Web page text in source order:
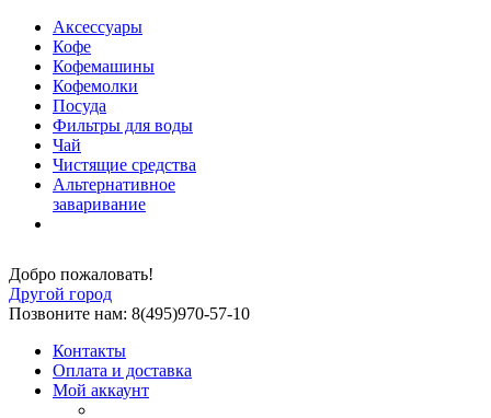
Аксессуары
Кофе
Кофемашины
Кофемолки
Посуда
Фильтры для воды
Чай
Чистящие средства
Альтернативное
заваривание
Добро пожаловать!
Другой город
Позвоните нам: 8(495)970-57-10
Контакты
Оплата и доставка
Мой аккаунт